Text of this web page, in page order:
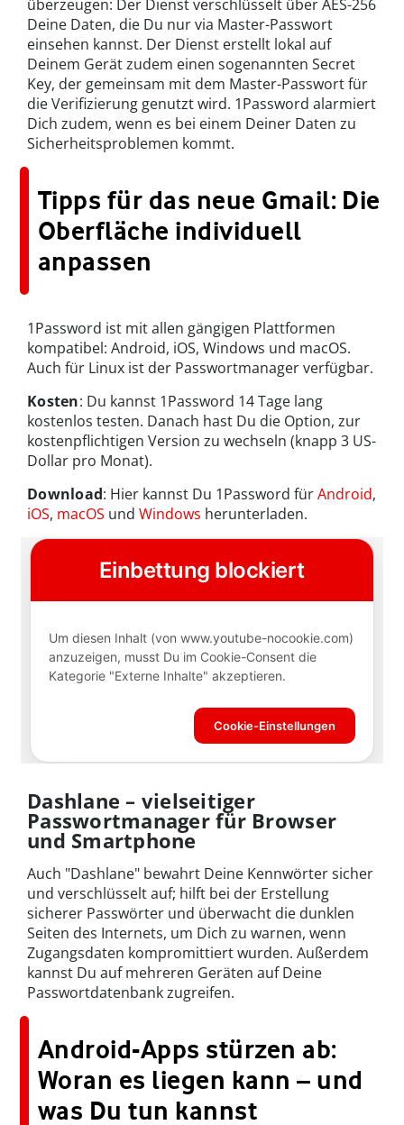
überzeugen: Der Dienst verschlüsselt über AES-256
Deine Daten, die Du nur via Master-Passwort
einsehen kannst. Der Dienst erstellt lokal auf
Deinem Gerät zudem einen sogenannten Secret
Key, der gemeinsam mit dem Master-Passwort für
die Verifizierung genutzt wird. 1Password alarmiert
Dich zudem, wenn es bei einem Deiner Daten zu
Sicherheitsproblemen kommt.
Tipps für das neue Gmail: Die
Oberfläche individuell
anpassen
1Password ist mit allen gängigen Plattformen
kompatibel: Android, iOS, Windows und macOS.
Auch für Linux ist der Passwortmanager verfügbar.
Kosten: Du kannst 1Password 14 Tage lang
kostenlos testen. Danach hast Du die Option, zur
kostenpflichtigen Version zu wechseln (knapp 3 US-
Dollar pro Monat).
Download: Hier kannst Du 1Password fürAndroid,
iOS, macOS und Windows herunterladen.
Dashlane – vielseitiger
Passwortmanager für Browser
und Smartphone
Auch "Dashlane" bewahrt Deine Kennwörter sicher
und verschlüsselt auf; hilft bei der Erstellung
sicherer Passwörter und überwacht die dunklen
Seiten des Internets, um Dich zu warnen, wenn
Zugangsdaten kompromittiert wurden. Außerdem
kannst Du auf mehreren Geräten auf Deine
Passwortdatenbank zugreifen.
Android-Apps stürzen ab:
Woran es liegen kann – und
was Du tun kannst